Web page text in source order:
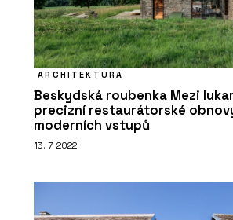
ARCHITEKTURA
Beskydská roubenka Mezi
precizní restaurátorské
moderních vstupů
13. 7. 2022